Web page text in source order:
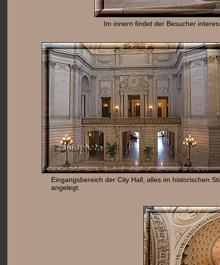
Im innern findet der Besucher
Eingangsbereich der City Hall, alles im historischen
angelegt.